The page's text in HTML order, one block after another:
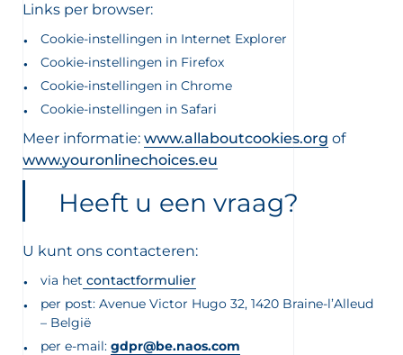
Links per browser:
Cookie-instellingen in Internet Explorer
Cookie-instellingen in Firefox
Cookie-instellingen in Chrome
Cookie-instellingen in Safari
Meer informatie: www.allaboutcookies.org of
www.youronlinechoices.eu
Heeft u een vraag?
U kunt ons contacteren:
via het contactformulier
per post: Avenue Victor Hugo 32, 1420 Braine-l’Alleud
– België
per e-mail: gdpr@be.naos.com